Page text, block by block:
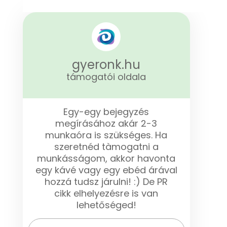
gyeronk.hu
támogatói oldala
Egy-egy bejegyzés
megírásához akár 2-3
munkaóra is szükséges. Ha
szeretnéd tàmogatni a
munkásságom, akkor havonta
egy kávé vagy egy ebéd árával
hozzá tudsz járulni! :) De PR
cikk elhelyezésre is van
lehetőséged!